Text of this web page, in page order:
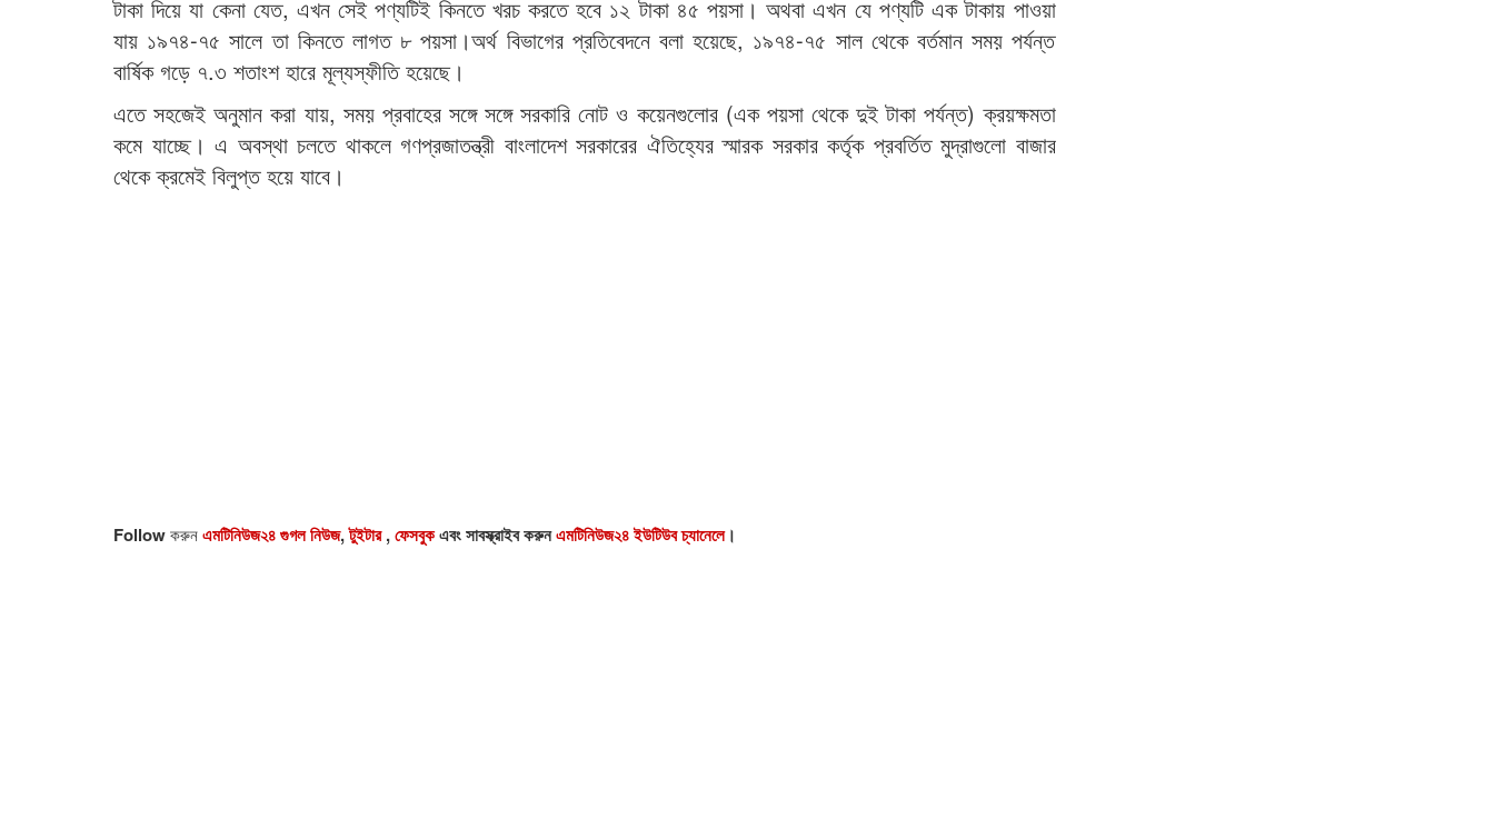
টাকা দিয়ে যা কেনা যেত, এখন সেই পণ্যটিই কিনতে খরচ করতে হবে ১২ টাকা ৪৫ পয়সা। অথবা এখন যে পণ্যটি এক টাকায় পাওয়া
যায় ১৯৭৪-৭৫ সালে তা কিনতে লাগত ৮ পয়সা।অর্থ বিভাগের প্রতিবেদনে বলা হয়েছে, ১৯৭৪-৭৫ সাল থেকে বর্তমান সময় পর্যন্ত
বার্ষিক গড়ে ৭.৩ শতাংশ হারে মূল্যস্ফীতি হয়েছে।
এতে সহজেই অনুমান করা যায়, সময় প্রবাহের সঙ্গে সঙ্গে সরকারি নোট ও কয়েনগুলোর (এক পয়সা থেকে দুই টাকা পর্যন্ত) ক্রয়ক্ষমতা
কমে যাচ্ছে। এ অবস্থা চলতে থাকলে গণপ্রজাতন্ত্রী বাংলাদেশ সরকারের ঐতিহ্যের স্মারক সরকার কর্তৃক প্রবর্তিত মুদ্রাগুলো বাজার
থেকে ক্রমেই বিলুপ্ত হয়ে যাবে।
Followকরুনএমটিনিউজ২৪ গুগল নিউজ,টুইটার,ফেসবুকএবং সাবস্ক্রাইব করুনএমটিনিউজ২৪ ইউটিউব চ্যানেলে।